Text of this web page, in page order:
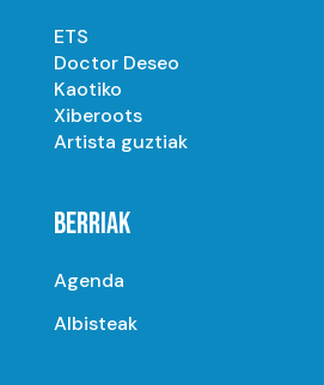
ETS
Doctor Deseo
Kaotiko
Xiberoots
Artista guztiak
BERRIAK
Agenda
Albisteak